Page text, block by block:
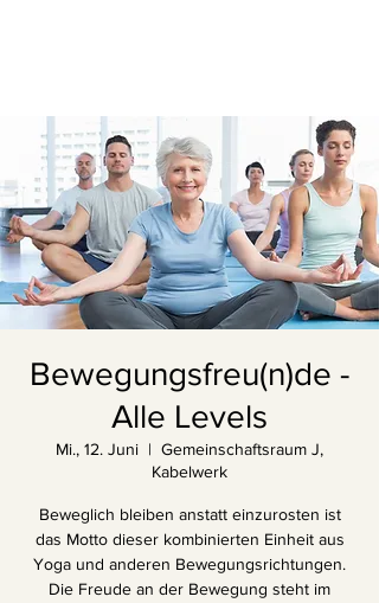
Bewegungsfreu(n)de -
Alle Levels
Mi., 12. Juni
  |
Gemeinschaftsraum J,
Kabelwerk
Beweglich bleiben anstatt einzurosten ist
das Motto dieser kombinierten Einheit aus
Yoga und anderen Bewegungsrichtungen.
Die Freude an der Bewegung steht im